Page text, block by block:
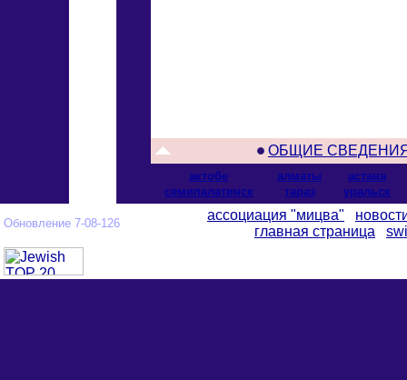
ОБЩИЕ
актобе алматы
астана
cемипалатинск
тараз уральск
Обновление 7-08-126
ассоциация "мицва"
главная страница